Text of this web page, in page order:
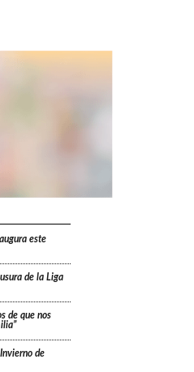
este
de la Liga
de que nos
de